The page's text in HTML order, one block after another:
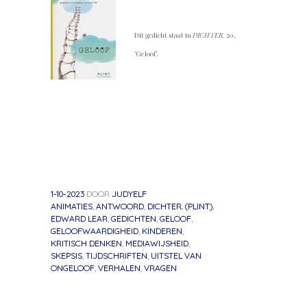
Dit gedicht staat inDICHTER. 20,
‘Geloof’.
1-10-2023 DOOR JUDYELF
ANIMATIES, ANTWOORD, DICHTER. (PLINT),
EDWARD LEAR, GEDICHTEN, GELOOF,
GELOOFWAARDIGHEID, KINDEREN,
KRITISCH DENKEN, MEDIAWIJSHEID,
SKEPSIS, TIJDSCHRIFTEN, UITSTEL VAN
ONGELOOF, VERHALEN, VRAGEN